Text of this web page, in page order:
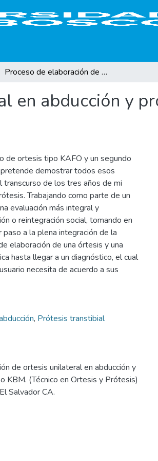
Proceso de elaboración de órtesis unilateral en abducción y prótesis transtibial endoesquelética tipo KBM.
en abducción y
de ortesis tipo KAFO y un segundo
demostrar todos esos
transcurso de los tres años de mi
Trabajando como parte de un
evaluación más integral y
o reintegración social, tomando en
a la plena integración de la
elaboración de una órtesis y una
hasta llegar a un diagnóstico, el cual
necesita de acuerdo a sus
, Prótesis transtibial
de ortesis unilateral en abducción y
KBM. (Técnico en Ortesis y Prótesis)
Salvador CA.